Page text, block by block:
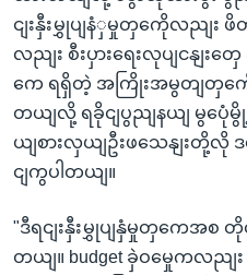
ငျးနှီးမွှုပျနံှမှုတှကေိုလညျး ဖိတ
လညျး စီးပှားရေးလုပျငနျ
ကေ ရရှိတဲ့ အကြိုးအမွတျတှကေို
တယျလို့ ရခိုငျပွညျနယျ မွ
ယျစားလှယျဦးဖသေနျးတို့လို
ငျကွပါတယျ။
"ဒီရငျးနှီးမွှုပျနှံမှုတှကေအစ တို
တယျ။ budget ခှဲဝမှေုကလညျး